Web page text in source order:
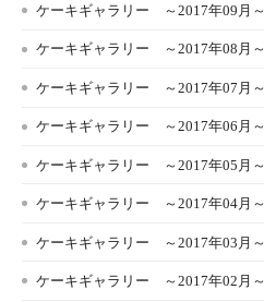
ケーキギャラリー ～2017年09月～
ケーキギャラリー ～2017年08月～
ケーキギャラリー ～2017年07月～
ケーキギャラリー ～2017年06月～
ケーキギャラリー ～2017年05月～
ケーキギャラリー ～2017年04月～
ケーキギャラリー ～2017年03月～
ケーキギャラリー ～2017年02月～